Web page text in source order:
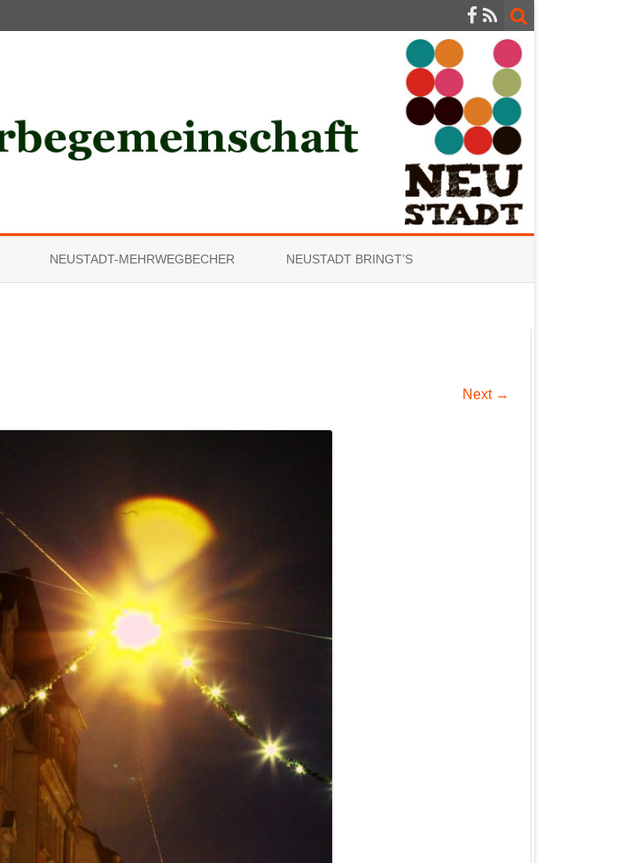
to
NEUSTADT-MEHRWEGBECHER NEUSTADT BRINGT’S
Next →